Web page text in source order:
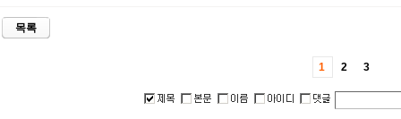
목록
1 2 3